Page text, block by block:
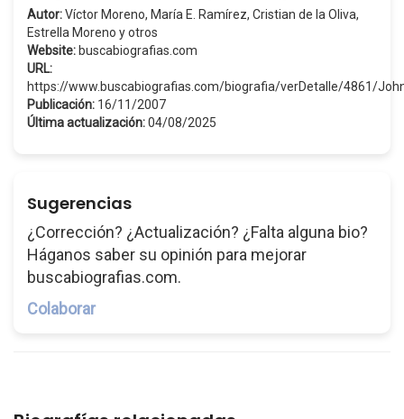
Autor:Víctor Moreno, María E. Ramírez, Cristian de la Oliva,
Estrella Moreno y otros
Website: buscabiografias.com
URL:
https://www.buscabiografias.com/biografia/verDetalle/4861/
Publicación: 16/11/2007
Última actualización:04/08/2025
Sugerencias
¿Corrección? ¿Actualización? ¿Falta alguna bio?
Háganos saber su opinión para mejorar
buscabiografias.com.
Colaborar